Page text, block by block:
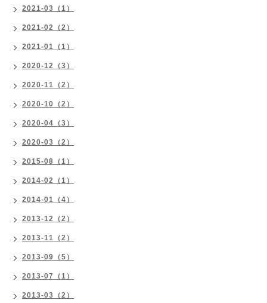
2021-03（1）
2021-02（2）
2021-01（1）
2020-12（3）
2020-11（2）
2020-10（2）
2020-04（3）
2020-03（2）
2015-08（1）
2014-02（1）
2014-01（4）
2013-12（2）
2013-11（2）
2013-09（5）
2013-07（1）
2013-03（2）